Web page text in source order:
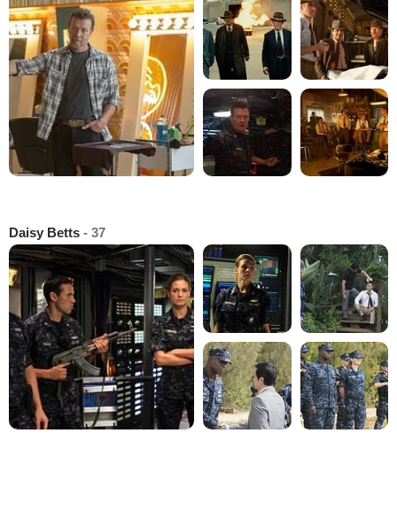
Daisy Betts - 37